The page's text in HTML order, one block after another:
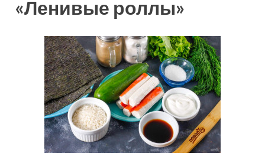
«Ленивые роллы»